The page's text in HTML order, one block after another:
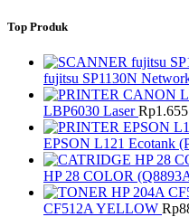
Top Produk
fujitsu SP1130N
LBP6030 Laser Rp
EPSON L121 Ecotank
HP 28 COLOR
CF512A YELLOW Rp